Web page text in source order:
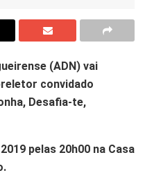
(ADN) vai
convidado
Desafia-te,
pelas 20h00 na Casa